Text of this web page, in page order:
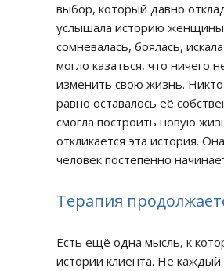
выбор, который давно
услышала историю
сомневалась, боялась,
могло казаться, что
изменить свою жизнь.
равно оставалось её
смогла построить новую
откликается эта история.
человек постепенно
Терапия
Есть ещё одна мысль, к
истории клиента. Не